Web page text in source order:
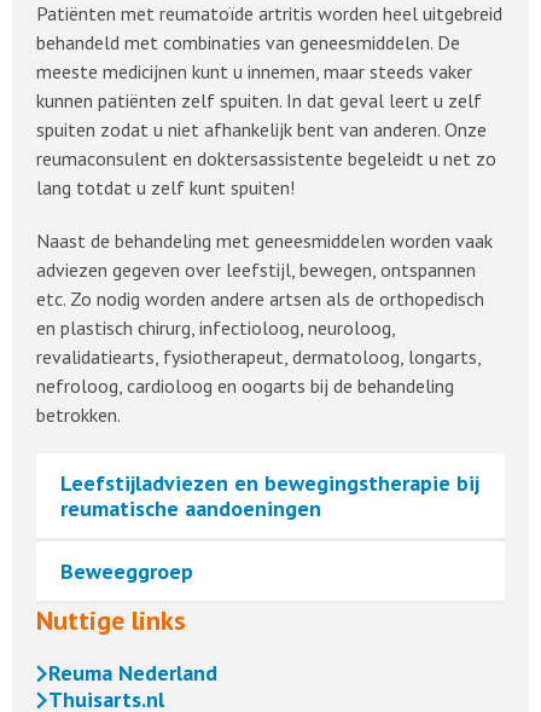
Patiënten met reumatoïde artritis worden heel uitgebreid
behandeld met combinaties van geneesmiddelen. De
meeste medicijnen kunt u innemen, maar steeds vaker
kunnen patiënten zelf spuiten. In dat geval leert u zelf
spuiten zodat u niet afhankelijk bent van anderen. Onze
reumaconsulent en doktersassistente begeleidt u net zo
lang totdat u zelf kunt spuiten!
Naast de behandeling met geneesmiddelen worden vaak
adviezen gegeven over leefstijl, bewegen, ontspannen
etc. Zo nodig worden andere artsen als de orthopedisch
en plastisch chirurg, infectioloog, neuroloog,
revalidatiearts, fysiotherapeut, dermatoloog, longarts,
nefroloog, cardioloog en oogarts bij de behandeling
betrokken.
Leefstijladviezen en bewegingstherapie bij
reumatische aandoeningen
Beweeggroep
Nuttige links
Reuma Nederland
Thuisarts.nl